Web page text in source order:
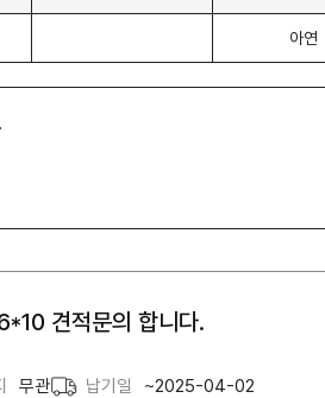
아연
견적문의 합니다.
무관 납기일 ~2025-04-02